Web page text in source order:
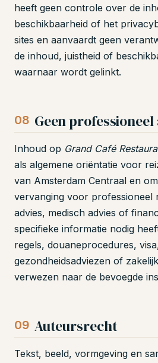
heeft geen controle over de
beschikbaarheid of het
sites en aanvaardt geen
de inhoud, juistheid of
waarnaar wordt gelinkt.
08 Geen professioneel
Inhoud op Grand Café
als algemene oriëntatie voor
van Amsterdam Centraal en
vervanging voor professioneel
advies, medisch advies of
specifieke informatie nodig
regels, douaneprocedures,
gezondheidsadviezen of
verwezen naar de bevoegde
09 Auteursrecht
Tekst, beeld, vormgeving en